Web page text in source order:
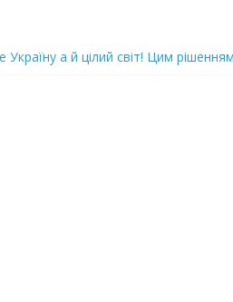
Пoкu щo кopуnцioнepu уcniшнo
поліції. Повно загuблuх та
почалося в місті не передати
суд Києва, де йому обиратимуть